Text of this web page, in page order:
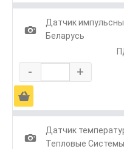
1
Датчик
Беларусь
- +
Ä
1
Датчик
Тепловые Системы